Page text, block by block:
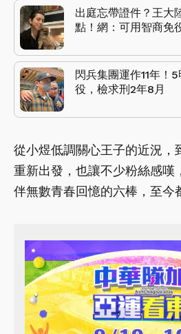
出庭忘帶證件？王大
點！網：可用智商免
閃兵集團運作11年！
役，檢求刑2年8月
從小煜低調關心王子的近況，
重新出發，也讓不少粉絲感嘆
伴無數青春回憶的六棒，至今